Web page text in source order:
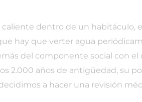
dentro de un habitáculo,
hay que verter agua
del componente social con el
2.000 años de antigüedad, su
a hacer una revisión